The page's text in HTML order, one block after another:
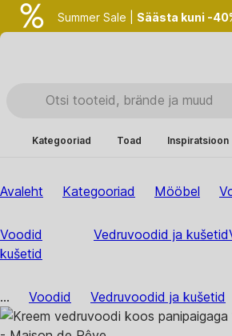
Summer Sale | Säästa kuni -
Kategooriad Toad Inspiratsioon
Avaleht Kategooriad Mööbel
Voodid Vedruvoodid ja kušetid
kušetid
... Voodid Vedruvoodid ja kušetid